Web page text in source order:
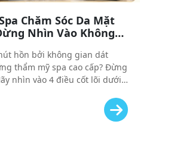
Chăm Sóc Da Mặt
Nhìn Vào Không
hồn bởi không gian dát
thẩm mỹ spa cao cấp? Đừng
nhìn vào 4 điều cốt lõi dưới